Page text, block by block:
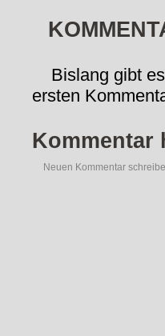
Bislang gibt
ersten
Kommentar
Neuen Kommentar